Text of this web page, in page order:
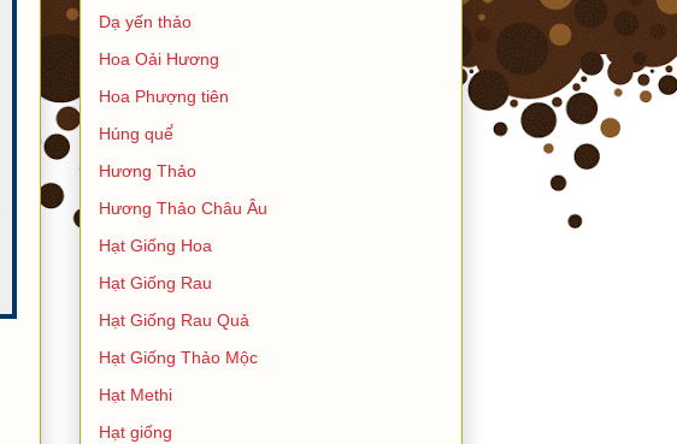
Dạ yến thảo
Hoa Oải Hương
Hoa Phượng tiên
Húng quế́
Hương Thảo
Hương Thảo Châu Âu
Hạt Giống Hoa
Hạt Giống Rau
Hạt Giống Rau Quả
Hạt Giống Thảo Mộc
Hạt Methi
Hạt giống